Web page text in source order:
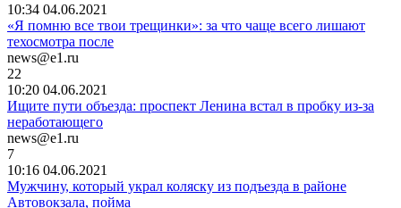
10:34 04.06.2021
«Я помню все твои трещинки»: за что чаще всего лишают
техосмотра после
news@e1.ru
22
10:20 04.06.2021
Ищите пути объезда: проспект Ленина встал в пробку из-за
неработающего
news@e1.ru
7
10:16 04.06.2021
Мужчину, который украл коляску из подъезда в районе
Автовокзала, пойма